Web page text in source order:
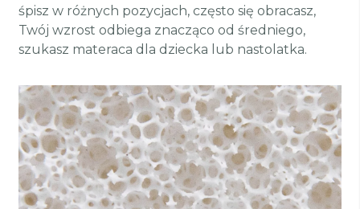
śpisz w różnych pozycjach, często się obracasz,
Twój wzrost odbiega znacząco od średniego,
szukasz materaca dla dziecka lub nastolatka.